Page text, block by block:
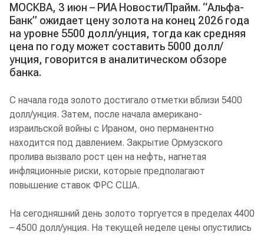
МОСКВА, 3 июн – РИА Новости/Прайм. “Альфа-
Банк” ожидает цену золота на конец 2026 года
на уровне 5500 долл/унция, тогда как средняя
цена по году может составить 5000 долл/
унция, говорится в аналитическом обзоре
банка.
С начала года золото достигало отметки вблизи 5400
долл/унция. Затем, после начала американо-
израильской войны с Ираном, оно перманентно
находится под давлением. Закрытие Ормузского
пролива вызвало рост цен на нефть, нагнетая
инфляционные риски, которые предполагают
повышение ставок ФРС США.
На сегодняшний день золото торгуется в пределах 4400
– 4500 долл/унция. На текущей неделе цены опустились